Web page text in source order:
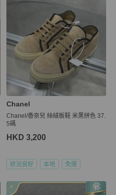
Chanel
Chanel/香奈兒 絲絨板鞋 米黑拼色 37.
5碼
HKD 3,200
狀況良好 本地 免運